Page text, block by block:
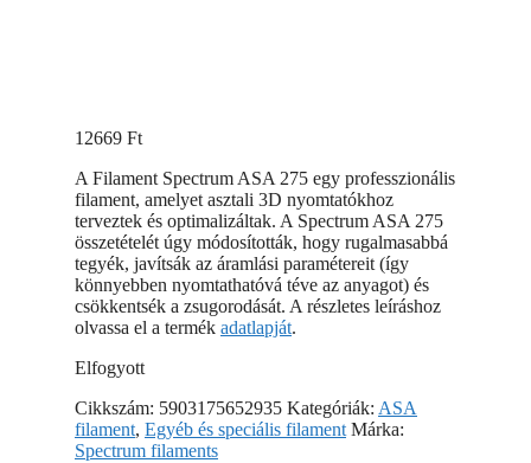
12669 Ft
A Filament Spectrum ASA 275 egy professzionális
filament, amelyet asztali 3D nyomtatókhoz
terveztek és optimalizáltak. A Spectrum ASA 275
összetételét úgy módosították, hogy rugalmasabbá
tegyék, javítsák az áramlási paramétereit (így
könnyebben nyomtathatóvá téve az anyagot) és
csökkentsék a zsugorodását. A részletes leíráshoz
olvassa el a termék adatlapját.
Elfogyott
Cikkszám: 5903175652935 Kategóriák: ASA
filament, Egyéb és speciális filament Márka:
Spectrum filaments